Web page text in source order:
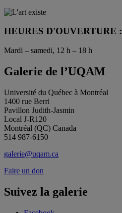
HEURES D'OUVERTURE :
Mardi – samedi, 12 h – 18 h
Galerie de l’UQAM
Université du Québec à Montréal
1400 rue Berri
Pavillon Judith-Jasmin
Local J-R120
Montréal (QC) Canada
514 987-6150
galerie@uqam.ca
Faire un don
Suivez la galerie